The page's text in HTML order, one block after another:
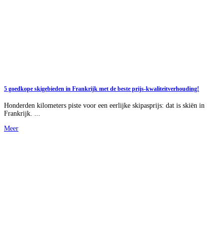
5 goedkope skigebieden in Frankrijk met de beste prijs-kwaliteitverhouding!
Honderden kilometers piste voor een eerlijke skipasprijs: dat is skiën in
Frankrijk. ...
Meer